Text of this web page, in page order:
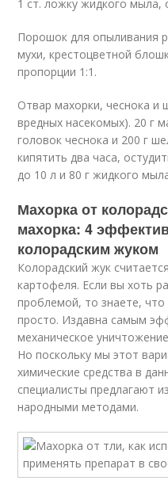
1 ст. ложку жидкого мыла,
Порошок для опыливания
мухи, крестоцветной
пропорции 1:1.
Отвар махорки, чеснока и
вредных насекомых). 20 г
головок чеснока и 200 г
кипятить два часа,
до 10 л и 80 г жидкого
Махорка от
махорка: 4
колорадским жуком
Колорадский жук
картофеля. Если вы хоть
проблемой, то знаете, что
просто. Издавна самым
механическое
Но поскольку мы этот
химические средства в
специалисты предлагают
народными методами.